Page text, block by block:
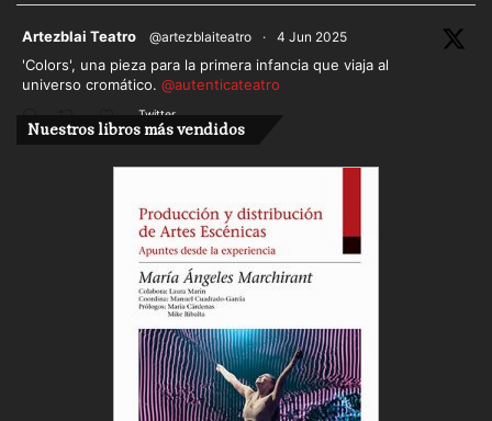
Artezblai Teatro @artezblaiteatro · 4 Jun 2025
'Colors', una pieza para la primera infancia que viaja al
universo cromático. @autenticateatro
Twitter
Cargar más
Nuestros libros más vendidos